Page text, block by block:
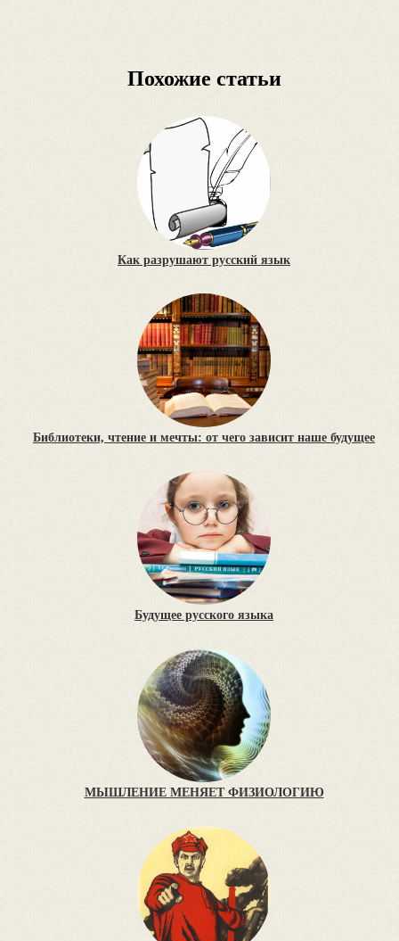
Похожие статьи
Как разрушают русский язык
Библиотеки, чтение и мечты: от чего зависит наше будущее
Будущее русского языка
МЫШЛЕНИЕ МЕНЯЕТ ФИЗИОЛОГИЮ